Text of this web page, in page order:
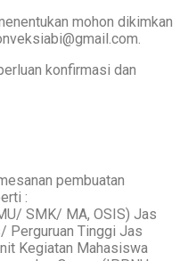
mohon dikimkan
konfirmasi dan
pembuatan
:
SMK/ MA, OSIS) Jas
Perguruan Tinggi Jas
Kegiatan Mahasiswa